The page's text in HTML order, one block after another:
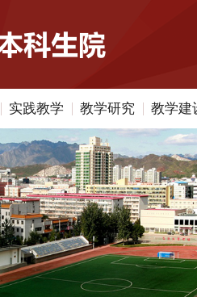
实践教学 教学研究 教学建